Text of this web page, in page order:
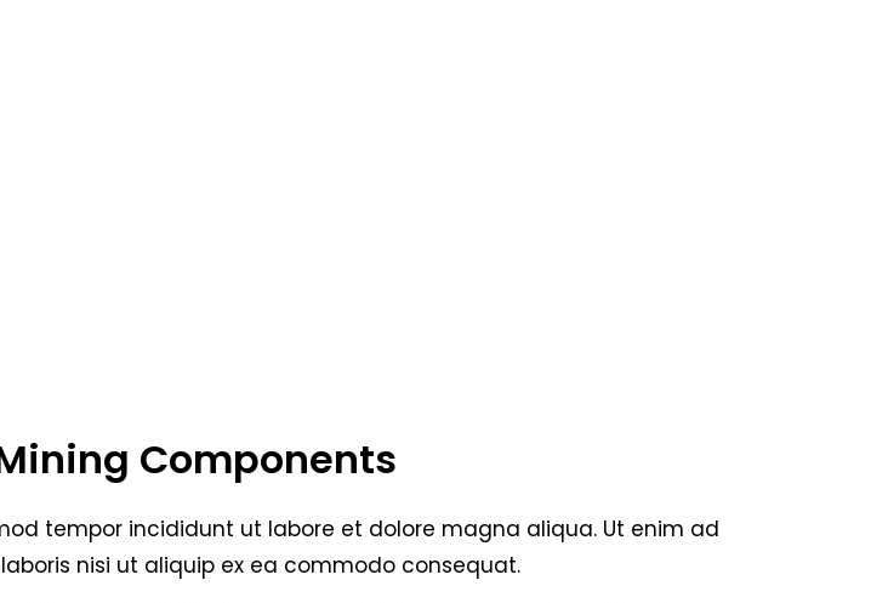
Components
tempor incididunt ut labore et dolore magna aliqua. Ut enim ad
nisi ut aliquip ex ea commodo consequat.